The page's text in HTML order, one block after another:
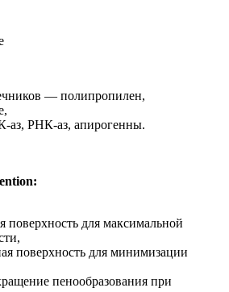
— полипропилен,
аз, РНК-аз, апирогенны.
поверхность для максимальной
поверхность для минимизации
пенообразования при